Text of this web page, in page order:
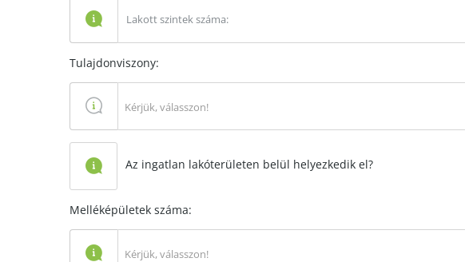
Tulajdonviszony:
Kérjük, válasszon!
Az ingatlan lakóterületen belül helyezkedik el?
Melléképületek száma:
Kérjük, válasszon!